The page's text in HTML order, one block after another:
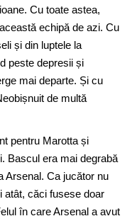
Cu toate astea,
echipă de azi. Cu
și din luptele la
peste depresii și
mai departe. Și cu
de multă
pentru Marotta și
Bascul era mai degrabă
Arsenal. Ca jucător nu
atât, căci fusese doar
în care Arsenal a avut